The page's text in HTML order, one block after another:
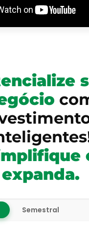
expanda.
Semestral